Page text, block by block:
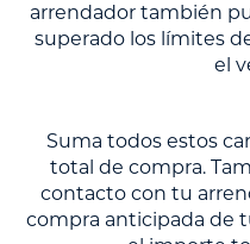
arrendador también
superado los límites
el
Suma todos estos
total de compra.
contacto con tu
compra anticipada de